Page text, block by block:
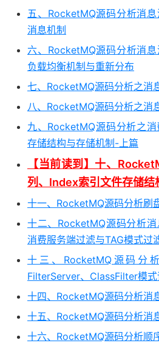
五、RocketMQ源码分析消
消息机制
六、RocketMQ源码分析消
负载均衡机制与重新分布
七、RocketMQ源码分析之消
八、RocketMQ源码分析之消
九、RocketMQ源码分析之
存储结构与存储机制-上篇
【当前读到】十、
列、Index索引文件存储结
十一、RocketMQ源码分析刷
十二、RocketMQ源码分析
消费服务端过滤与TAG模式过
十三、RocketMQ源码分
FilterServer、ClassFilter模式
十四、RocketMQ源码分析消
十五、RocketMQ源码分析消
十六、RocketMQ源码分析顺